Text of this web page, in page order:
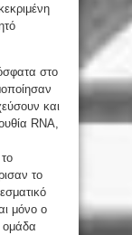
στο
και
RNA,
το
μόνο ο
ομάδα